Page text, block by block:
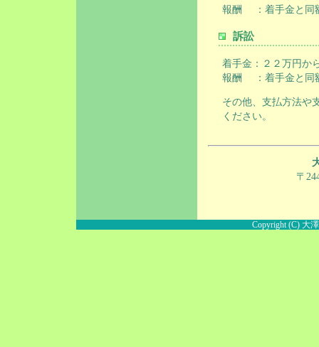
報酬 ：着手金と同
訴訟
着手金：２２万円か
報酬 ：着手金と同
その他、支払方法や
ください。
〒
Copyright (C) 大